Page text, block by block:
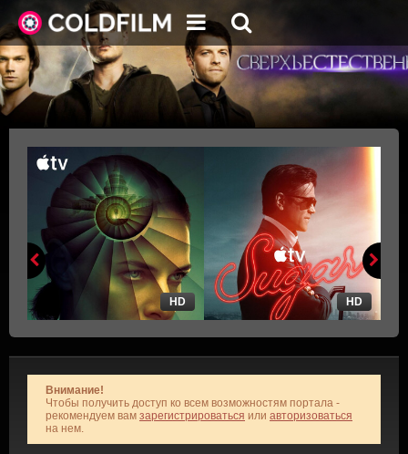
HD HD
Внимание!
Чтобы получить доступ ко всем возможностям портала -
рекомендуем вам зарегистрироваться или авторизоваться
на нем.